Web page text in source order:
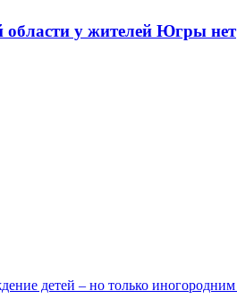
области у жителей Югры нет